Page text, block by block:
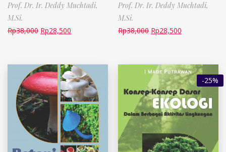
Prof. Dr. Ir. Deddy Muchtadi,
M.Si.
Rp38,000 Rp28,500
Prof. Dr. Ir. Deddy Muchtadi,
M.Si.
Rp38,000 Rp28,500
-25%